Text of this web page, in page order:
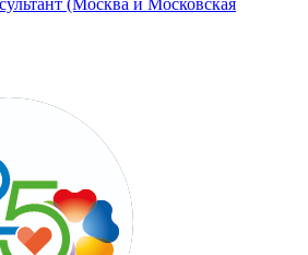
(Москва и Московская